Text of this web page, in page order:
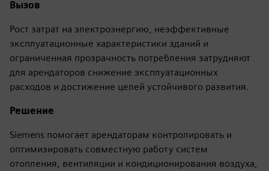
Вызов
Рост затрат на электроэнергию, неэффективные
эксплуатационные характеристики зданий и
ограниченная прозрачность потребления затрудняют
для арендаторов снижение эксплуатационных
расходов и достижение целей устойчивого развития.
Решение
Siemens помогает арендаторам контролировать и
оптимизировать совместную работу систем
отопления, вентиляции и кондиционирования воздуха,